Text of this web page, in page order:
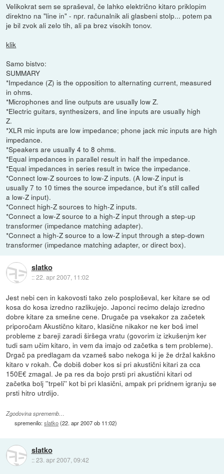
Velikokrat sem se spraševal, če lahko električno kitaro priklopim
direktno na "line in" - npr. računalnik ali glasbeni stolp... potem pa
je bil zvok ali zelo tih, ali pa brez visokih tonov.
klik
Samo bistvo:
SUMMARY
*Impedance (Z) is the opposition to alternating current, measured
in ohms.
*Microphones and line outputs are usually low Z.
*Electric guitars, synthesizers, and line inputs are usually high
Z.
*XLR mic inputs are low impedance; phone jack mic inputs are high
impedance.
*Speakers are usually 4 to 8 ohms.
*Equal impedances in parallel result in half the impedance.
*Equal impedances in series result in twice the impedance.
*Connect low-Z sources to low-Z inputs. (A low-Z input is
usually 7 to 10 times the source impedance, but it's still called
a low-Z input).
*Connect high-Z sources to high-Z inputs.
*Connect a low-Z source to a high-Z input through a step-up
transformer (impedance matching adapter).
*Connect a high-Z source to a low-Z input through a step-down
transformer (impedance matching adapter, or direct box).
slatko
::22. apr 2007, 11:02
Jest nebi cen in kakovosti tako zelo posploševal, ker kitare se od
kosa do kosa izredno razlikujejo. Japonci recimo delajo izredno
dobre kitare za smešne cene. Drugače pa vsekakor za začetek
priporočam Akustično kitaro, klasične nikakor ne ker boš imel
probleme z bareji zaradi širšega vratu (govorim iz izkušenjm ker
tudi sam učim kitaro, in vem da imajo od začetka s tem probleme).
Drgač pa predlagam da vzameš sabo nekoga ki je že držal kakšno
kitaro v rokah. Če dobiš dober kos si pri akustični kitari za cca
150E€ zmagal. Je pa res da bojo prsti pri akustični kitari od
začetka bolj ''trpeli'' kot bi pri klasični, ampak pri pridnem igranju se
prsti hitro utrdijo.
Zgodovina sprememb…
spremenilo:slatko(22. apr 2007 ob 11:02)
slatko
::23. apr 2007, 09:42